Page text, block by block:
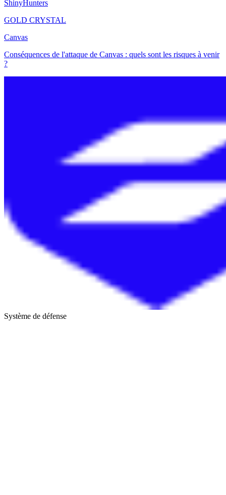
ShinyHunters
GOLD CRYSTAL
Canvas
Conséquences de l'attaque de Canvas : quels sont les risques à venir
?
Système de défense